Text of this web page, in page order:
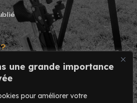
une grande importance
pour améliorer votre
82